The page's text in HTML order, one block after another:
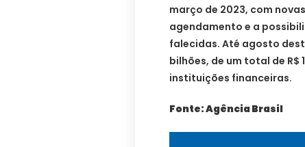
março de 2023, com
agendamento e a
falecidas. Até agosto
bilhões, de um total de
instituições financeiras.
Fonte: Agência Brasil